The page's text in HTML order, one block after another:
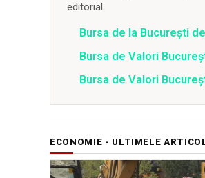
editorial.
Bursa de la Bucureşti
Bursa de Valori
Bursa de Valori
ECONOMIE - ULTIMELE